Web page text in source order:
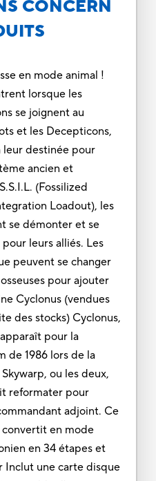
CONCERN
en mode animal !
lorsque les
se joignent au
et les Decepticons,
leur destinée pour
ancien et
(Fossilized
Loadout), les
se démonter et se
leurs alliés. Les
peuvent se changer
pour ajouter
Cyclonus (vendues
des stocks) Cyclonus,
pour la
de 1986 lors de la
ou les deux,
reformater pour
adjoint. Ce
convertit en mode
en 34 étapes et
Inclut une carte disque